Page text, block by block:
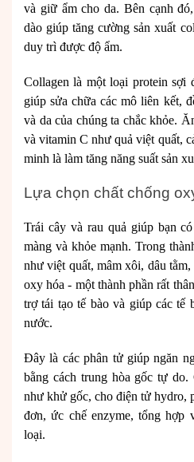
và giữ ẩm cho da. Bên cạnh
dào giúp tăng cường sản xuất
duy trì được độ ẩm.
Collagen là một loại protein sợi
giúp sửa chữa các mô liên kết,
và da của chúng ta chắc khỏe.
và vitamin C như quả việt quất,
minh là làm tăng năng suất sản
Lựa chọn chất chống
Trái cây và rau quả giúp bạn
màng và khỏe mạnh. Trong
như việt quất, mâm xôi, dâu
oxy hóa - một thành phần rất
trợ tái tạo tế bào và giúp các tế
nước.
Đây là các phân tử giúp ngăn
bằng cách trung hòa gốc tự
như khử gốc, cho điện tử hydro,
đơn, ức chế enzyme, tổng hợp
loại.